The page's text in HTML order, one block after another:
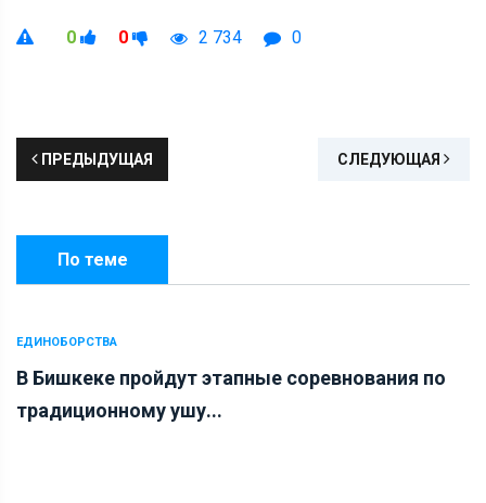
0 0 2 734 0
ПРЕДЫДУЩАЯ СЛЕДУЮЩАЯ
По теме
ЕДИНОБОРСТВА
В Бишкеке пройдут этапные соревнования по
традиционному ушу...